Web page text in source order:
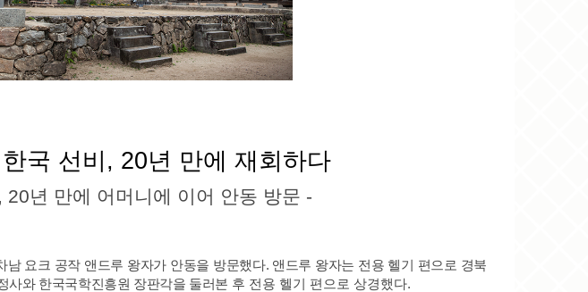
국 선비 , 20년 만에 재회하다
20년 만에 어머니에 이어 안동 방문 -
남 요크 공작 앤드루 왕자가 안동을 방문했다. 앤드루 왕자는 전용 헬기 편으로 경북
사와 한국국학진흥원 장판각을 둘러본 후 전용 헬기 편으로 상경했다.